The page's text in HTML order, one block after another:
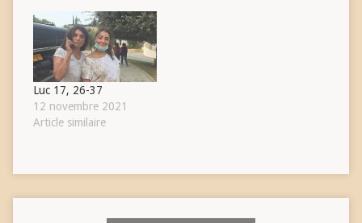
Luc 17, 26-37
12 novembre 2021
Article similaire